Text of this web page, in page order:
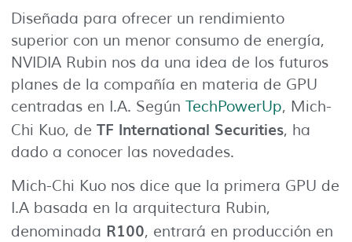
Diseñada para ofrecer un rendimiento
superior con un menor consumo de energía,
NVIDIA Rubin nos da una idea de los futuros
planes de la compañía en materia de GPU
centradas en I.A. Según TechPowerUp, Mich-
Chi Kuo, de TF International Securities, ha
dado a conocer las novedades.
Mich-Chi Kuo nos dice que la primera GPU de
I.A basada en la arquitectura Rubin,
denominada R100, entrará en producción en